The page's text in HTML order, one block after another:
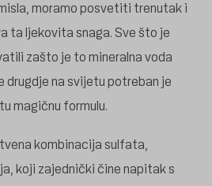
moramo posvetiti trenutak i
ta ljekovita snaga. Sve što je
zašto je to mineralna voda
drugdje na svijetu potreban je
magičnu formulu.
kombinacija sulfata,
koji zajednički čine napitak s